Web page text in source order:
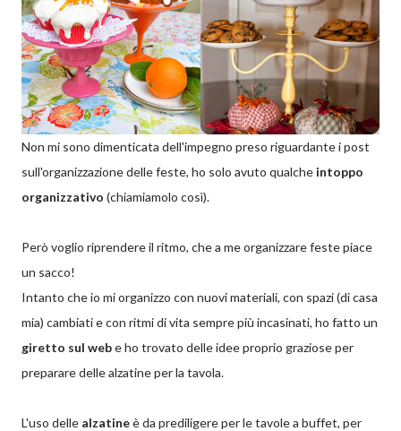
Non mi sono dimenticata dell'impegno preso riguardante i post
sull'organizzazione delle feste, ho solo avuto qualche intoppo
organizzativo (chiamiamolo così).
Però voglio riprendere il ritmo, che a me organizzare feste piace
un sacco!
Intanto che io mi organizzo con nuovi materiali, con spazi (di casa
mia) cambiati e con ritmi di vita sempre più incasinati, ho fatto un
giretto sul webe ho trovato delle idee proprio graziose per
preparare delle alzatine per la tavola.
L'uso delle alzatineè da prediligere per le tavole a buffet, per